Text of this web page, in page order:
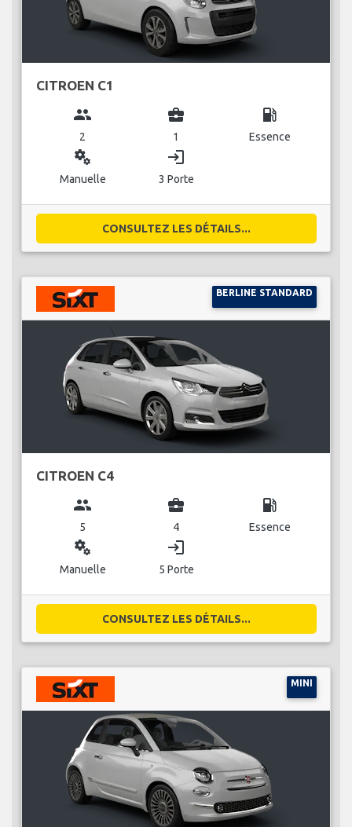
CITROEN C1
group
2
business_center
1
local_gas_station
Essence
miscellaneous_services
Manuelle
login
3 Porte
CONSULTEZ LES DÉTAILS...
BERLINE STANDARD
CITROEN C4
group
5
business_center
4
local_gas_station
Essence
miscellaneous_services
Manuelle
login
5 Porte
CONSULTEZ LES DÉTAILS...
MINI